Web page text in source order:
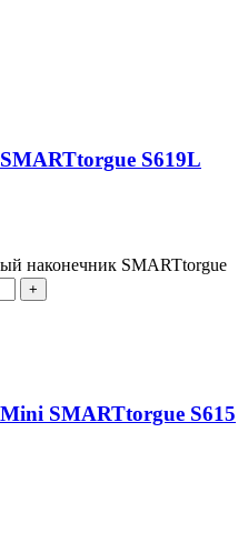
S619L
наконечник SMARTtorgue
SMARTtorgue S615